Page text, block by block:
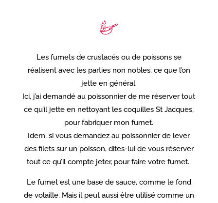
Les fumets de crustacés ou de poissons se
réalisent avec les parties non nobles, ce que l’on
jette en général.
Ici, j’ai demandé au poissonnier de me réserver tout
ce qu’il jette en nettoyant les coquilles St Jacques,
pour fabriquer mon fumet.
Idem, si vous demandez au poissonnier de lever
des filets sur un poisson, dites-lui de vous réserver
tout ce qu’il compte jeter, pour faire votre fumet.
Le fumet est une base de sauce, comme le fond
de volaille. Mais il peut aussi être utilisé comme un